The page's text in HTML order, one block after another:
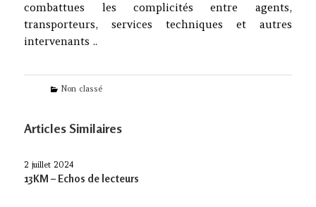
combattues les complicités entre agents,
transporteurs, services techniques et autres
intervenants ..
Categories
Non classé
Articles Similaires
2 juillet 2024
13KM – Echos de lecteurs